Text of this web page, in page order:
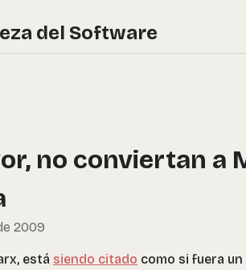
del Software
no conviertan a
2009
está siendo citado como si fuera